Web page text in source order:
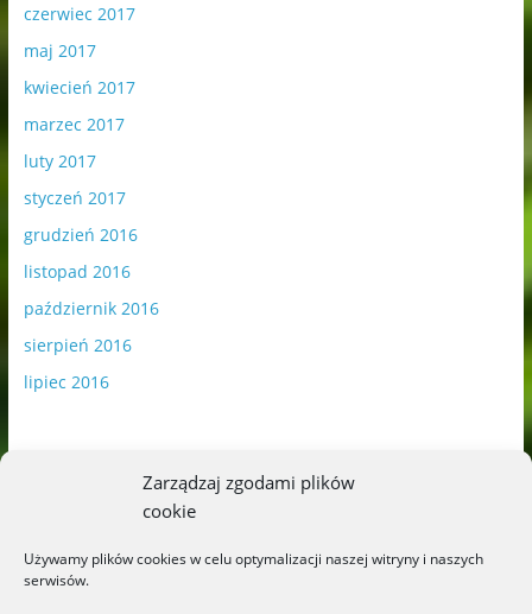
Zarządzaj zgodami plików
cookie
Używamy plików cookies w celu optymalizacji naszej witryny i naszych
serwisów.
czerwiec 2017
maj 2017
kwiecień 2017
marzec 2017
luty 2017
styczeń 2017
grudzień 2016
listopad 2016
październik 2016
sierpień 2016
lipiec 2016